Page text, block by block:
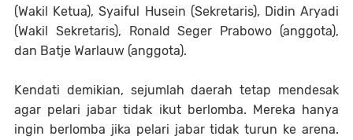
(Wakil Ketua), Syaiful Husein (Sekretaris), Didin Aryadi
(Wakil Sekretaris), Ronald Seger Prabowo (anggota),
dan Batje Warlauw (anggota).
Kendati demikian, sejumlah daerah tetap mendesak
agar pelari jabar tidak ikut berlomba. Mereka hanya
ingin berlomba jika pelari jabar tidak turun ke arena.